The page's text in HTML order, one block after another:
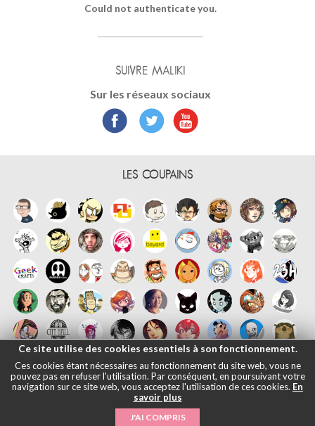
Could not authenticate you.
SUIVRE MALIKI
Sur les réseaux sociaux
LES COUPAINS
日本語|Mentions légales
2026
Ce site utilise des cookies essentiels à son fonctionnement.
Ces cookies étant nécessaires au fonctionnement du site web, vous ne
pouvez pas en refuser l'utilisation. Par conséquent, en poursuivant votre
navigation sur ce site web, vous acceptez l'utilisation de ces cookies. En
savoir plus
J'AI COMPRIS